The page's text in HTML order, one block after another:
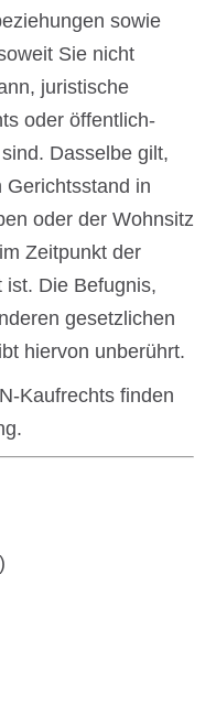
sowie
Sie nicht
juristische
oder öffentlich-
Dasselbe gilt,
Gerichtsstand in
oder der Wohnsitz
Zeitpunkt der
ist. Die Befugnis,
gesetzlichen
hiervon unberührt.
Kaufrechts finden